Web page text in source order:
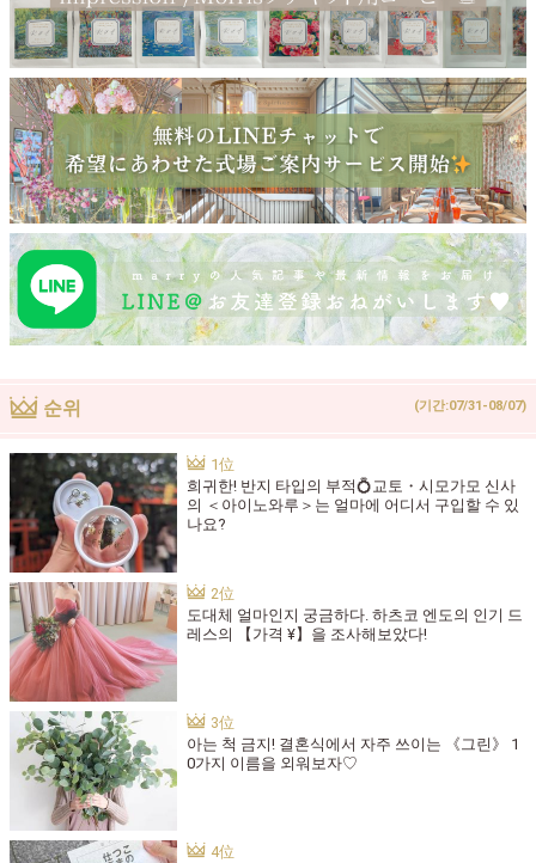
순위 (기간:07/31-08/07)
희귀한! 반지 타입의 부적💍교토・시모가모 신사
의 ＜아이노와루＞는 얼마에 어디서 구입할 수 있
나요?
도대체 얼마인지 궁금하다. 하츠코 엔도의 인기 드
레스의 【가격 ¥】을 조사해보았다!
아는 척 금지! 결혼식에서 자주 쓰이는 《그린》 1
0가지 이름을 외워보자♡